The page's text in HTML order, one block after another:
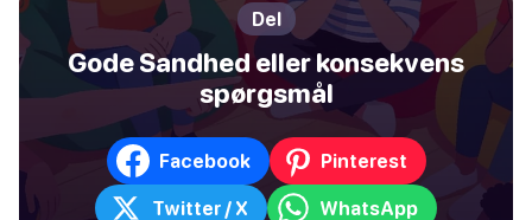
Del
Gode Sandhed eller konsekvens
spørgsmål
Facebook Pinterest
Twitter / X WhatsApp